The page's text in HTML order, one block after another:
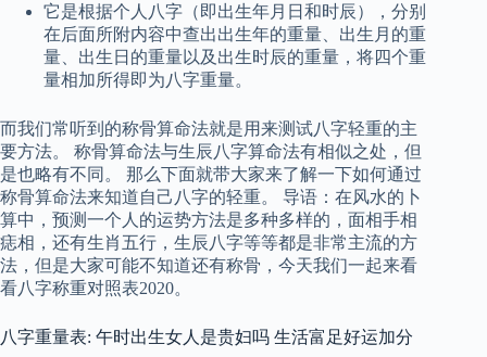
它是根据个人八字（即出生年月日和时辰），分别
在后面所附内容中查出出生年的重量、出生月的重
量、出生日的重量以及出生时辰的重量，将四个重
量相加所得即为八字重量。
而我们常听到的称骨算命法就是用来测试八字轻重的主
要方法。 称骨算命法与生辰八字算命法有相似之处，但
是也略有不同。 那么下面就带大家来了解一下如何通过
称骨算命法来知道自己八字的轻重。 导语：在风水的卜
算中，预测一个人的运势方法是多种多样的，面相手相
痣相，还有生肖五行，生辰八字等等都是非常主流的方
法，但是大家可能不知道还有称骨，今天我们一起来看
看八字称重对照表2020。
八字重量表: 午时出生女人是贵妇吗 生活富足好运加分